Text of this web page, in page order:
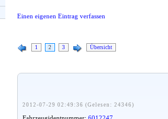
Einen eigenen Eintrag verfassen
1 2 3 Übersicht
2012-07-29 02:49:36 (Gelesen: 24346)